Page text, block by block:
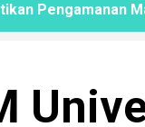
Pengamanan